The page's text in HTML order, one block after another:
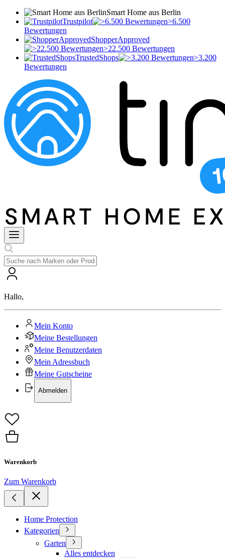
Smart Home aus Berlin
Trustpilot
>6.500
Bewertungen
ShopperApproved
>22.500 Bewertungen
TrustedShops
>3.200
Bewertungen
Hallo,
Mein Konto
Meine Bestellungen
Meine Benutzerdaten
Mein Adressbuch
Meine Gutscheine
Abmelden
Warenkorb
Zum Warenkorb
Home Protection
Kategorien
Garten
Alles entdecken